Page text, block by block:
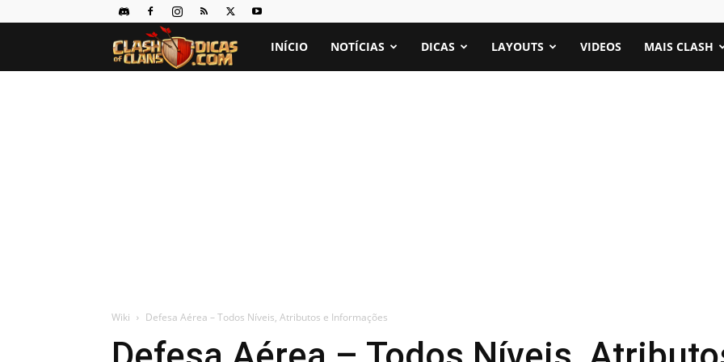
Clash
INÍCIO NOTÍCIAS DICAS LAYOUTS VIDEOS MAIS CLASH
Wiki Defesa Aérea – Todos Níveis, Atributos e Informações